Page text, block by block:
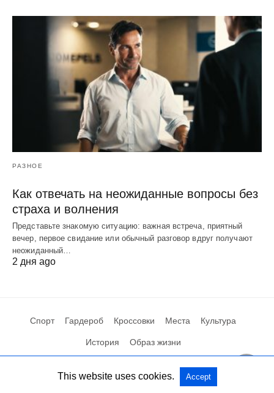
РАЗНОЕ
Как отвечать на неожиданные вопросы без
страха и волнения
Представьте знакомую ситуацию: важная встреча, приятный
вечер, первое свидание или обычный разговор вдруг получают
неожиданный…
2 дня ago
Спорт Гардероб Кроссовки Места Культура
История Образ жизни
Посмотреть мобильную версию
This website uses cookies. Accept